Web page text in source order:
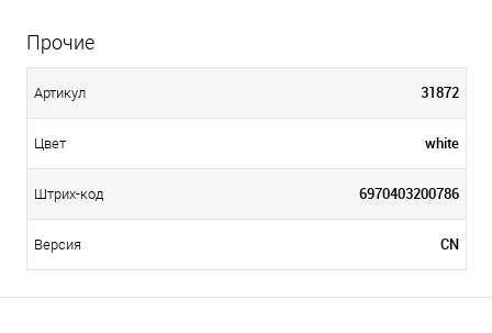
Прочие
Артикул 31872
Цвет white
Штрих-код 6970403200786
Версия CN